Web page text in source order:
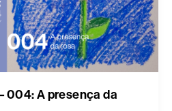
004: A presença da